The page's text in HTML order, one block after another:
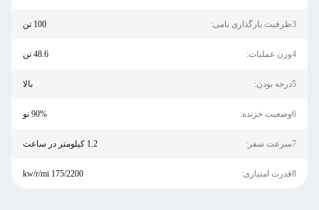
3ظرفیت بارگذاری نامی: 100 تن
4وزن عملیات: 48.6 تن
5درجه بودن: بالا
6وضعیت خزنده: 90% نو
7سرعت سفر: 1.2 کیلومتر در ساعت
8قدرت امتیازی: 175/2200 kw/r/mi